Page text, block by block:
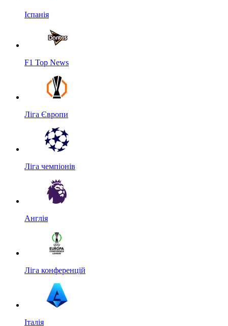
Іспанія
F1 Top News
Ліга Європи
Ліга чемпіонів
Англія
Ліга конференцій
Італія